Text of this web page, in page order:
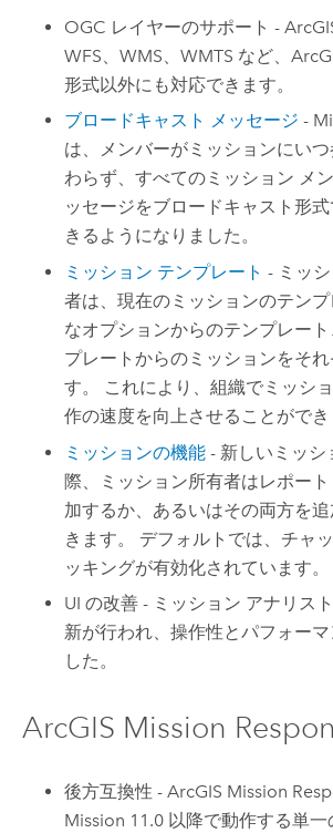
OGC レイヤーのサポート -
WFS、WMS、WMTS など、
形式以外にも対応できます。
ブロードキャスト メッセージ -
は、メンバーがミッションにい
わらず、すべてのミッション メ
ッセージをブロードキャスト形
きるようになりました。
ミッション テンプレート - ミッ
者は、現在のミッションのテン
なオプションからのテンプレー
プレートからのミッションをそ
す。 これにより、組織でミッシ
作の速度を向上させることができ
ミッションの機能 - 新しいミッシ
際、ミッション所有者はレポー
加するか、あるいはその両方を
きます。 デフォルトでは、チャ
ッキングが有効化されています。
UI の改善 - ミッション アナリス
新が行われ、操作性とパフォー
した。
ArcGIS Mission
後方互換性 -ArcGIS Mission
Mission 11.0 以降で動作する単